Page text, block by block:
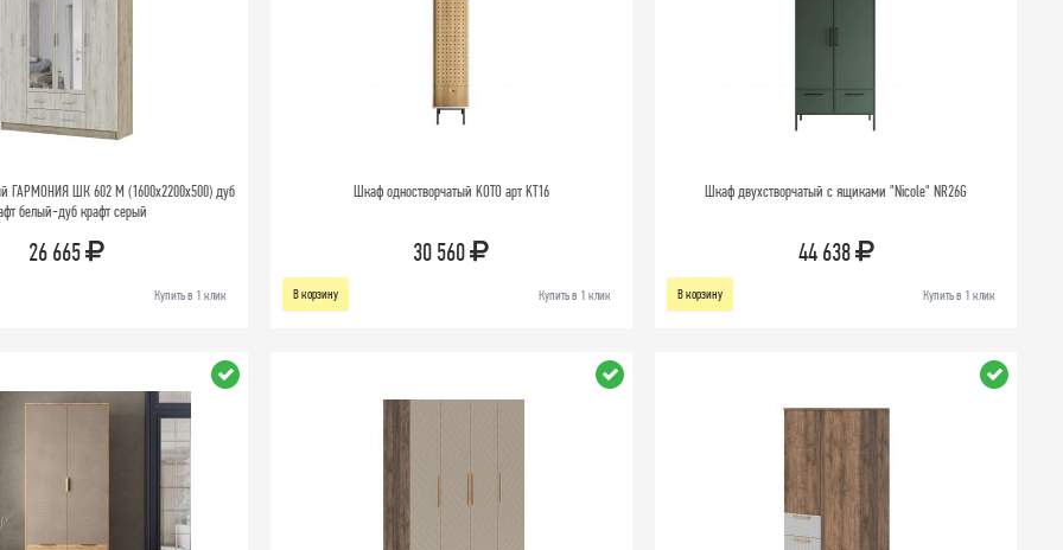
ГАРМОНИЯ ШК 602 М (1600х2200х500) дуб
белый-дуб крафт серый
26 665
Купить в 1 клик
Шкаф одностворчатый KOTO арт KT16
30 560
В корзину Купить в 1 клик
Шкаф двухстворчатый с ящиками "Nicole" NR26G
44 638
В корзину Купить в 1 клик